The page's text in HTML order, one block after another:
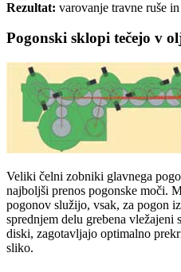
Rezultat: varovanje travne ruše
Pogonski sklopi tečejo v
Veliki čelni zobniki glavnega
najboljši prenos pogonske moči.
pogonov služijo, vsak, za pogon
sprednjem delu grebena
diski, zagotavljajo optimalno
sliko.